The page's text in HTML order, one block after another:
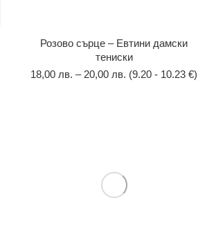
Розово сърце – Евтини дамски
тениски
18,00 лв. – 20,00 лв. (9.20 - 10.23 €)